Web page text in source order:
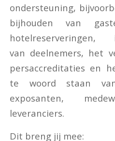
ondersteuning,
bijhouden van
hotelreserveringen,
van deelnemers, het
persaccreditaties en
te woord staan
exposanten,
leveranciers.
Dit breng jij mee: